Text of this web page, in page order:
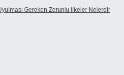
Gereken Zorunlu Ilkeler Nelerdir